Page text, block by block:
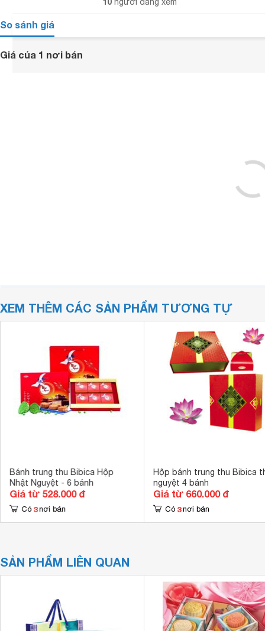
So sánh giá
Giá của 1 nơi bán
XEM THÊM CÁC SẢN PHẨM TƯƠNG TỰ
Bánh trung thu Bibica Hộp
Nhật Nguyệt - 6 bánh
Giá từ 528.000 đ
Có 3 nơi bán
Hộp bánh trung thu Bibica
nguyệt 4 bánh
Giá từ 660.000 đ
Có 3 nơi bán
SẢN PHẨM LIÊN QUAN